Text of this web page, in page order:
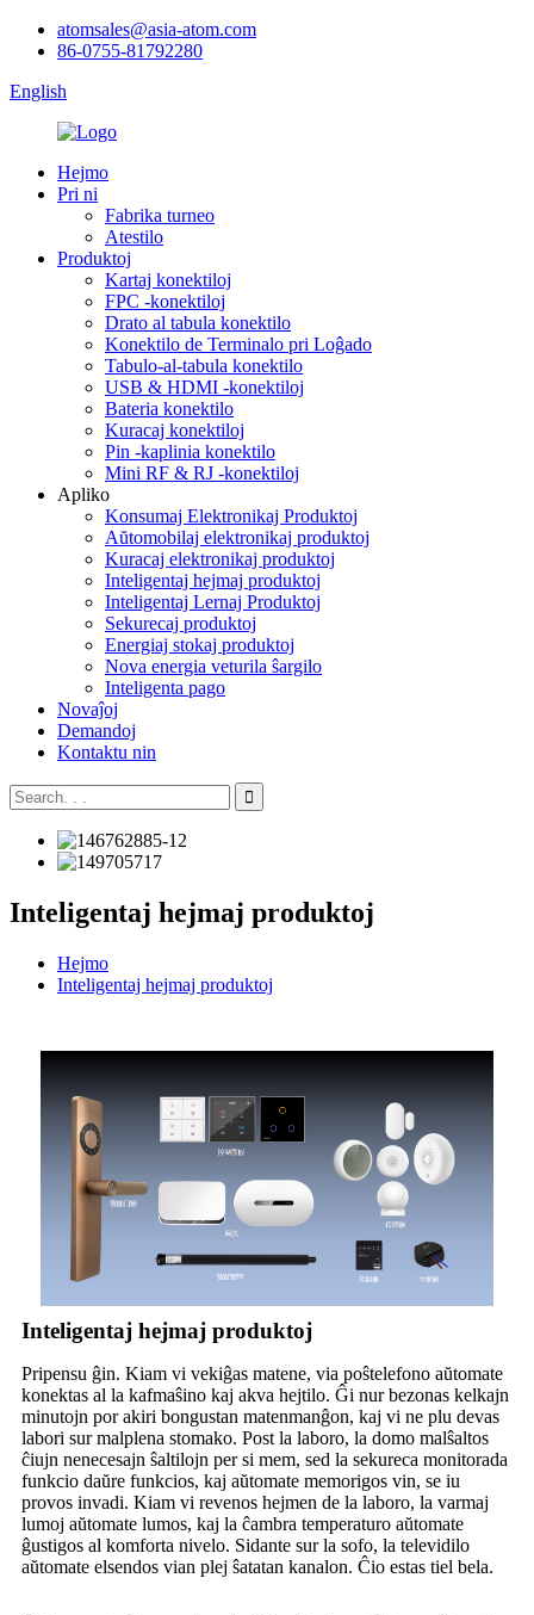
atomsales@asia-atom.com
86-0755-81792280
English
Hejmo
Pri ni
Fabrika turneo
Atestilo
Produktoj
Kartaj konektiloj
FPC -konektiloj
Drato al tabula konektilo
Konektilo de Terminalo pri Loĝado
Tabulo-al-tabula konektilo
USB & HDMI -konektiloj
Bateria konektilo
Kuracaj konektiloj
Pin -kaplinia konektilo
Mini RF & RJ -konektiloj
Apliko
Konsumaj Elektronikaj Produktoj
Aŭtomobilaj elektronikaj produktoj
Kuracaj elektronikaj produktoj
Inteligentaj hejmaj produktoj
Inteligentaj Lernaj Produktoj
Sekurecaj produktoj
Energiaj stokaj produktoj
Nova energia veturila ŝargilo
Inteligenta pago
Novaĵoj
Demandoj
Kontaktu nin
Inteligentaj hejmaj produktoj
Hejmo
Inteligentaj hejmaj produktoj
Inteligentaj hejmaj produktoj
Pripensu ĝin. Kiam vi vekiĝas matene, via poŝtelefono aŭtomate
konektas al la kafmaŝino kaj akva hejtilo. Ĝi nur bezonas kelkajn
minutojn por akiri bongustan matenmanĝon, kaj vi ne plu devas
labori sur malplena stomako. Post la laboro, la domo malŝaltos
ĉiujn nenecesajn ŝaltilojn per si mem, sed la sekureca monitorada
funkcio daŭre funkcios, kaj aŭtomate memorigos vin, se iu
provos invadi. Kiam vi revenos hejmen de la laboro, la varmaj
lumoj aŭtomate lumos, kaj la ĉambra temperaturo aŭtomate
ĝustigos al komforta nivelo. Sidante sur la sofo, la televidilo
aŭtomate elsendos vian plej ŝatatan kanalon. Ĉio estas tiel bela.